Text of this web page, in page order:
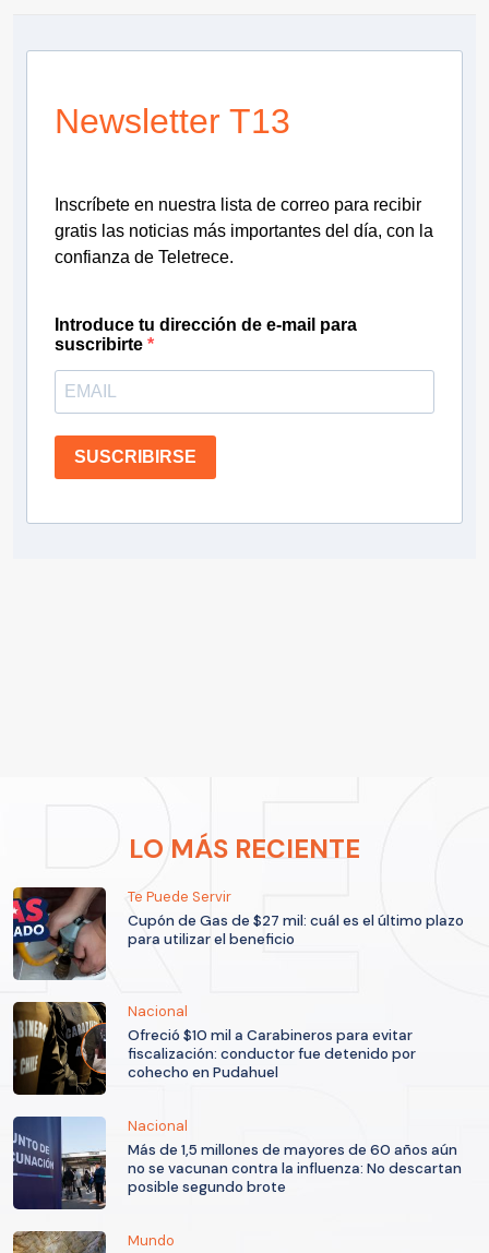
Newsletter T13
Inscríbete en nuestra lista de correo para recibir
gratis las noticias más importantes del día, con la
confianza de Teletrece.
Introduce tu dirección de e-mail para
suscribirte
SUSCRIBIRSE
LO MÁS RECIENTE
Te Puede Servir
Cupón de Gas de $27 mil: cuál es el último plazo
para utilizar el beneficio
Nacional
Ofreció $10 mil a Carabineros para evitar
fiscalización: conductor fue detenido por
cohecho en Pudahuel
Nacional
Más de 1,5 millones de mayores de 60 años aún
no se vacunan contra la influenza: No descartan
posible segundo brote
Mundo